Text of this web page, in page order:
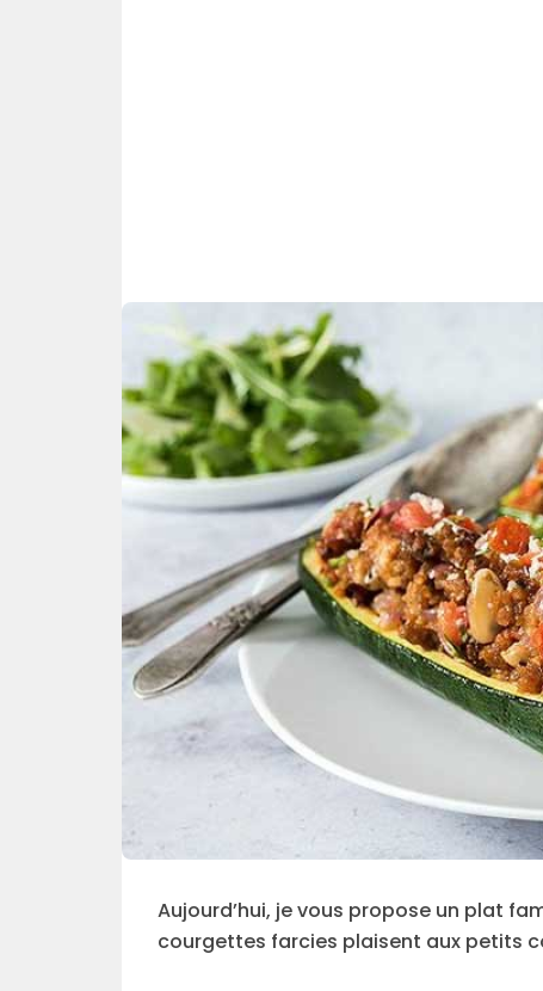
Aujourd’hui, je vous propose un plat
courgettes farcies plaisent aux petits